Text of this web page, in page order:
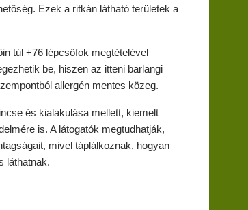
Ezek a ritkán látható területek a
túl +76 lépcsőfok megtételével
be, hiszen az itteni barlangi
allergén mentes közeg.
és kialakulása mellett, kiemelt
is. A látogatók megtudhatják,
mivel táplálkoznak, hogyan
láthatnak.